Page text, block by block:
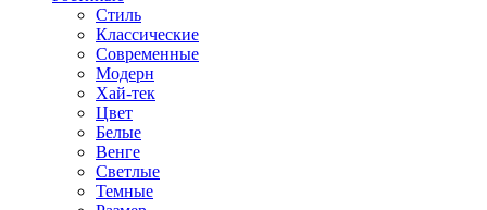
Стиль
Классические
Современные
Модерн
Хай-тек
Цвет
Белые
Венге
Светлые
Темные